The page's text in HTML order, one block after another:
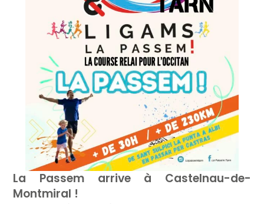
La Passem arrive à Castelnau-de-
Montmiral !